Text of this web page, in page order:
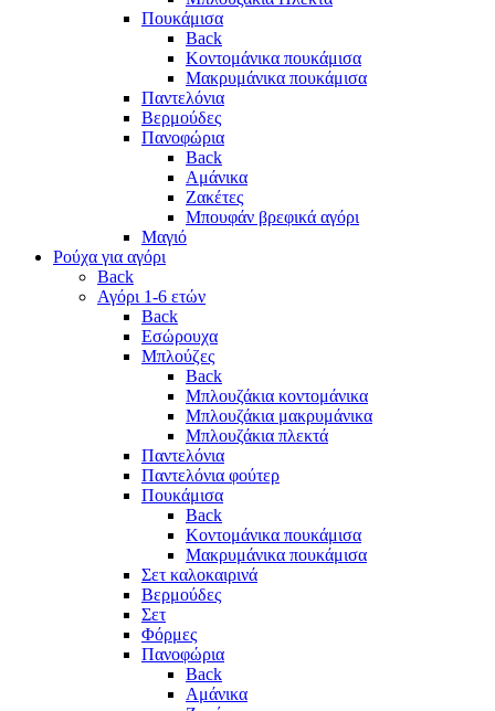
Πουκάμισα
Back
Κοντομάνικα πουκάμισα
Μακρυμάνικα πουκάμισα
Παντελόνια
Βερμούδες
Πανοφώρια
Back
Αμάνικα
Ζακέτες
Μπουφάν βρεφικά αγόρι
Μαγιό
Ρούχα για αγόρι
Back
Αγόρι 1-6 ετών
Back
Εσώρουχα
Μπλούζες
Back
Μπλουζάκια κοντομάνικα
Μπλουζάκια μακρυμάνικα
Μπλουζάκια πλεκτά
Παντελόνια
Παντελόνια φούτερ
Πουκάμισα
Back
Κοντομάνικα πουκάμισα
Μακρυμάνικα πουκάμισα
Σετ καλοκαιρινά
Βερμούδες
Σετ
Φόρμες
Πανοφώρια
Back
Αμάνικα